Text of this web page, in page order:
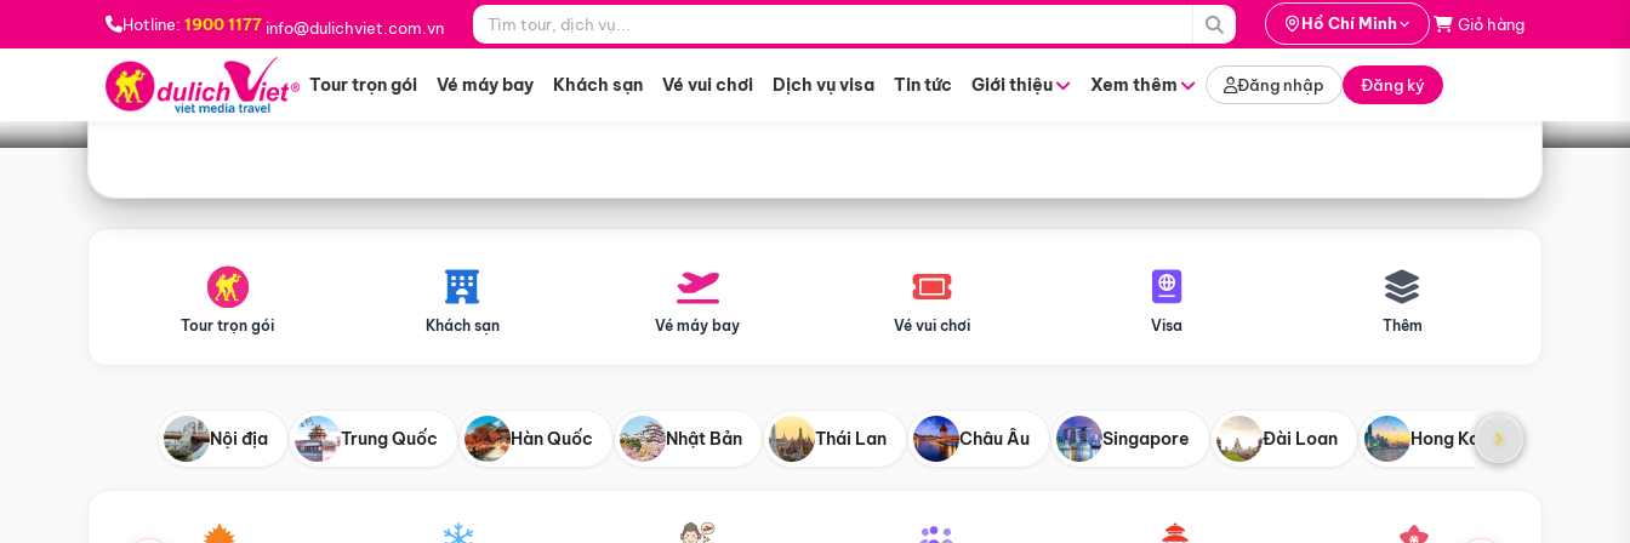
Hotline: 1900 1177 info@dulichviet.com.vn Hồ Chí Minh Giỏ hàng
Tour trọn gói Vé máy bay Khách sạn Vé vui chơi Dịch vụ visa Tin tức Giới thiệu Xem thêm Đăng nhập Đăng ký
Bạn muốn đi đâu? *
Tìm tour
Tour trọn gói Khách sạn Vé máy bay Vé vui chơi Visa Thêm
Nội địa Trung Quốc Hàn Quốc Nhật Bản Thái Lan Châu Âu Singapore Đài Loan Hong Kong